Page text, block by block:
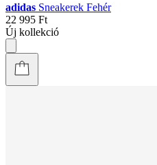
adidas Sneakerek Fehér
22 995 Ft
Új kollekció